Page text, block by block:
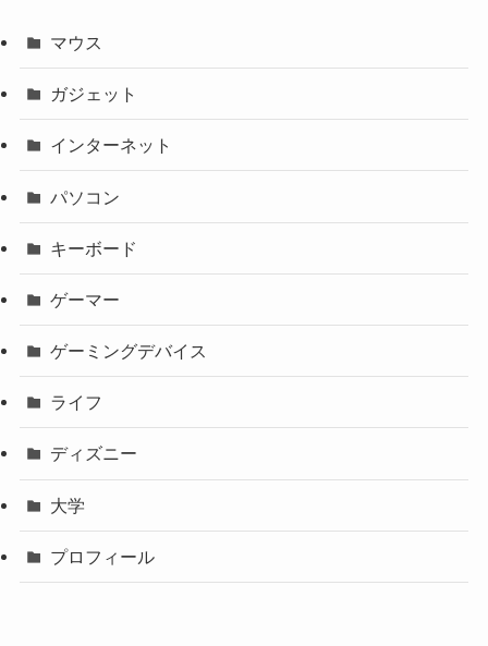
マウス
ガジェット
インターネット
パソコン
キーボード
ゲーマー
ゲーミングデバイス
ライフ
ディズニー
大学
プロフィール